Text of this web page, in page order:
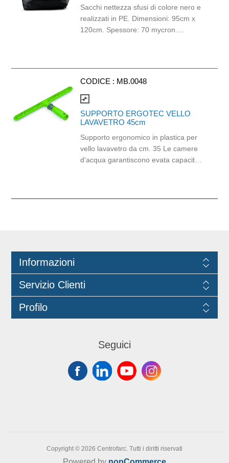
Sacchi nettezza sfusi di colore nero e
realizzati in PE. Dimensioni: 95cm x
120cm. Spessore: 70 mycron.
CODICE : MB.0048
compare_arrows
SUPPORTO ERGOTEC VELLO
LAVAVETRO 45cm
Supporto ergonomico in plastica per
vello lavavetro da cm. 35 Le camere
d'acqua garantiscono evata capacità
Informazioni
Servizio Clienti
Profilo
Seguici
Copyright © 2026 Centrofarc. Tutti i diritti riservati